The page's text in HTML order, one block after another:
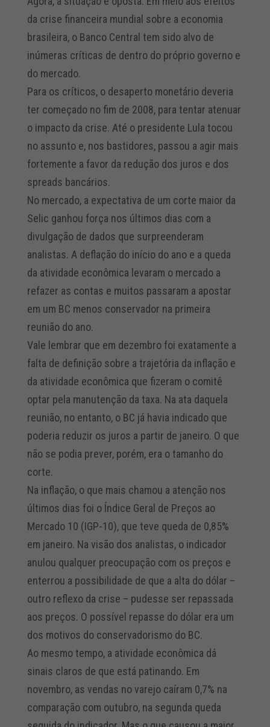
da crise financeira mundial sobre a economia
brasileira, o Banco Central tem sido alvo de
inúmeras críticas de dentro do próprio governo e
do mercado.
Para os críticos, o desaperto monetário deveria
ter começado no fim de 2008, para tentar atenuar
o impacto da crise. Até o presidente Lula tocou
no assunto e, nos bastidores, passou a agir mais
fortemente a favor da redução dos juros e dos
spreads bancários.
No mercado, a expectativa de um corte maior da
Selic ganhou força nos últimos dias com a
divulgação de dados que surpreenderam
analistas. A deflação do início do ano e a queda
da atividade econômica levaram o mercado a
refazer as contas e muitos passaram a apostar
em um BC menos conservador na primeira
reunião do ano.
Vale lembrar que em dezembro foi exatamente a
falta de definição sobre a trajetória da inflação e
da atividade econômica que fizeram o comitê
optar pela manutenção da taxa. Na ata daquela
reunião, no entanto, o BC já havia indicado que
poderia reduzir os juros a partir de janeiro. O que
não se podia prever, porém, era o tamanho do
corte.
Na inflação, o que mais chamou a atenção nos
últimos dias foi o Índice Geral de Preços ao
Mercado 10 (IGP-10), que teve queda de 0,85%
em janeiro. Na visão dos analistas, o indicador
anulou qualquer preocupação com os preços e
enterrou a possibilidade de que a alta do dólar –
outro reflexo da crise – pudesse ser repassada
aos preços. O possível repasse do dólar era um
dos motivos do conservadorismo do BC.
Ao mesmo tempo, a atividade econômica dá
sinais claros de que está patinando. Em
novembro, as vendas no varejo caíram 0,7% na
comparação com outubro, na segunda queda